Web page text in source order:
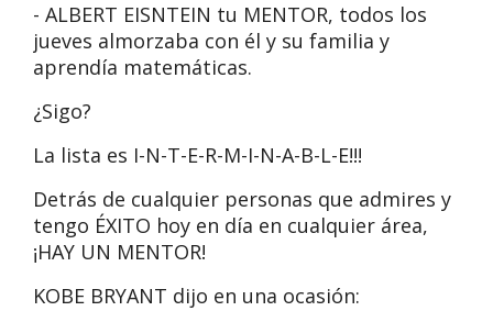
- ALBERT EISNTEIN tu MENTOR, todos los
jueves almorzaba con él y su familia y
aprendía matemáticas.
¿Sigo?
La lista es I-N-T-E-R-M-I-N-A-B-L-E!!!
Detrás de cualquier personas que admires y
tengo ÉXITO hoy en día en cualquier área,
¡HAY UN MENTOR!
KOBE BRYANT dijo en una ocasión: